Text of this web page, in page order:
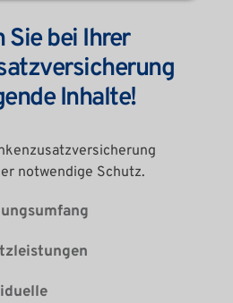
Sie bei Ihrer
Inhalte!
notwendige Schutz.